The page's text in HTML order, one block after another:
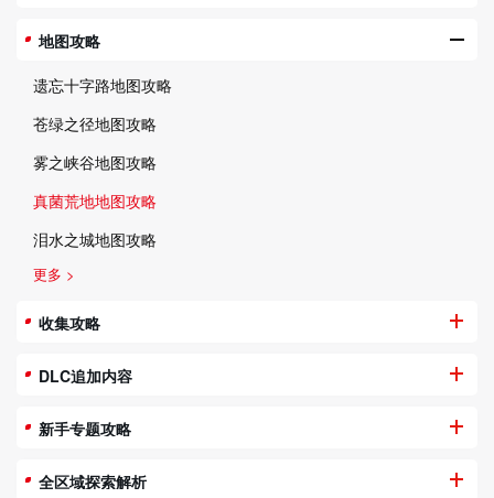
地图攻略
遗忘十字路地图攻略
苍绿之径地图攻略
雾之峡谷地图攻略
真菌荒地地图攻略
泪水之城地图攻略
更多 >
收集攻略
DLC追加内容
新手专题攻略
全区域探索解析